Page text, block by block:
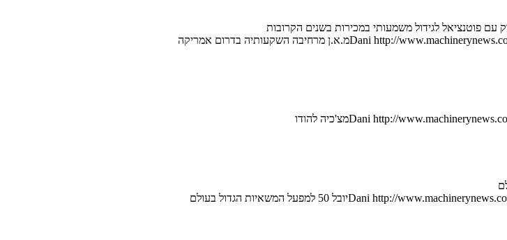
פוטנציאל לגידול משמעותי במכירות בשנים הקרובות
Dani http:// מ.א.ן מרחיבה השקעותיה בדרום אמריקה
Dani http:// מצ'כיה להודו
Dani http:// יובל 50 למפעל המשאיות הגדול בעולם